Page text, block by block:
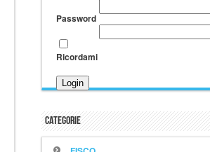
Password
Ricordami
Categorie